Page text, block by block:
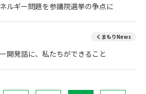
ルギー問題を参議院選挙の争点に
くまもりNews
開発話に、私たちができること